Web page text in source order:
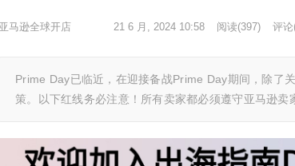
亚马逊全球开店 21 6 月, 2024 10:58 阅读(397) 评论
Prime Day已临近，在迎接备战Prime Day期间，除了
策。以下红线务必注意！所有卖家都必须遵守亚马逊卖